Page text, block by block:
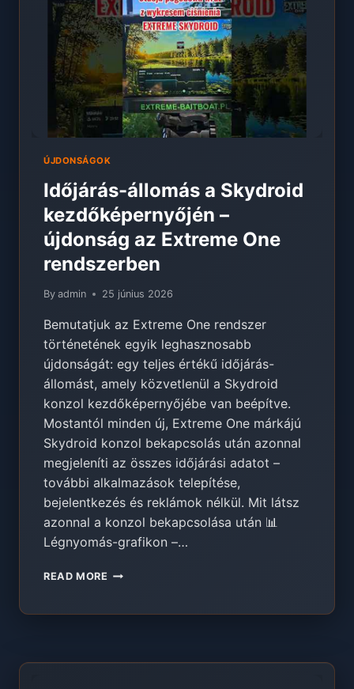
(HAMAROSAN
BEMUTATÓ)
ÚJDONSÁGOK
Időjárás-állomás a Skydroid
kezdőképernyőjén –
újdonság az Extreme One
rendszerben
By admin 25 június 2026
Bemutatjuk az Extreme One rendszer
történetének egyik leghasznosabb
újdonságát: egy teljes értékű időjárás-
állomást, amely közvetlenül a Skydroid
konzol kezdőképernyőjébe van beépítve.
Mostantól minden új, Extreme One márkájú
Skydroid konzol bekapcsolás után azonnal
megjeleníti az összes időjárási adatot –
további alkalmazások telepítése,
bejelentkezés és reklámok nélkül. Mit látsz
azonnal a konzol bekapcsolása után 📊
Légnyomás-grafikon –…
READ MORE IDŐJÁRÁS-